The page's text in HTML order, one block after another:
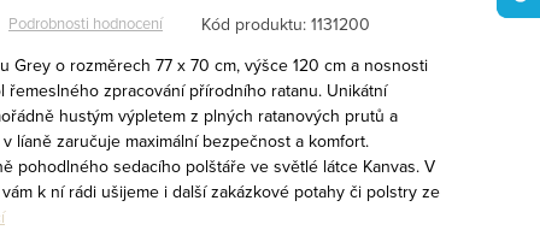
Podrobnosti hodnocení Kód produktu: 1131200
Grey o rozměrech 77 x 70 cm, výšce 120 cm a nosnosti
zpracování přírodního ratanu. Unikátní
hustým výpletem z plných ratanových prutů a
líaně zaručuje maximální bezpečnost a komfort.
pohodlného sedacího polštáře ve světlé látce Kanvas. V
k ní rádi ušijeme i další zakázkové potahy či polstry ze